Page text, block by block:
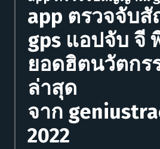
app ตรวจจับ
gps แอปจับ จี
ยอดฮิตนวัตกร
ล่าสุด
จาก
2022